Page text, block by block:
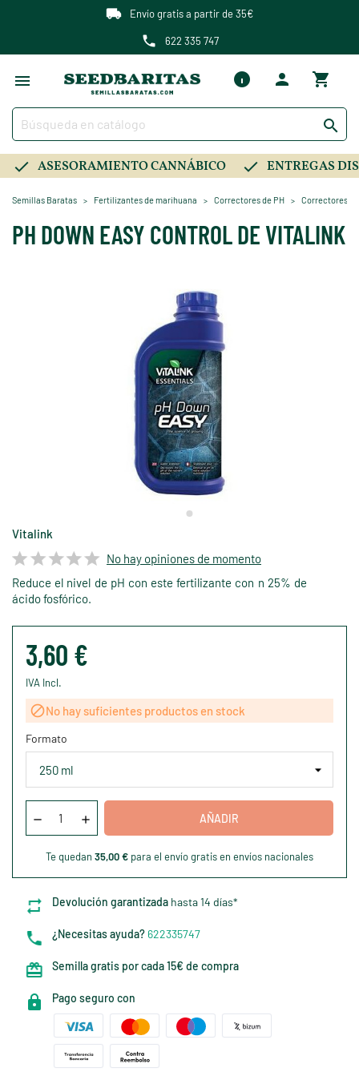
Envío gratis a partir de 35€
622 335 747

ASESORAMIENTO CANNÁBICO ENTREGAS
Semillas Baratas Fertilizantes de marihuana Correctores de PH Correctores
PH DOWN EASY CONTROL DE VITALINK
Vitalink
No hay opiniones de momento
Reduce el nivel de pH con este fertilizante con n 25% de
ácido fosfórico.
3,60 €
IVA Incl.
No hay suficientes productos en stock
Formato
AÑADIR
Te quedan 35,00 € para el envío gratis en envíos nacionales
Devolución garantizada hasta 14 días*
¿Necesitas ayuda?622335747
Semilla gratis por cada 15€ de compra
Pago seguro con